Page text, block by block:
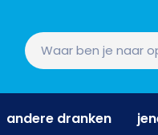
andere dranken